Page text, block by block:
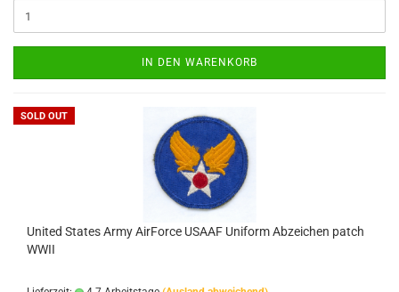
IN DEN WARENKORB
SOLD OUT
United States Army AirForce USAAF Uniform Abzeichen patch
WWII